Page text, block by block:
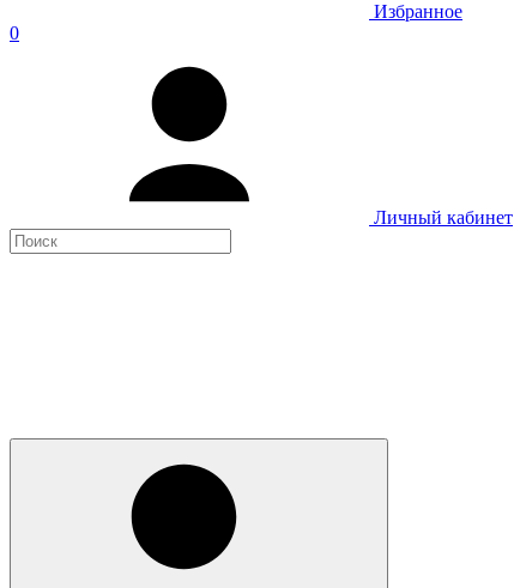
Избранное
0
Личный кабинет